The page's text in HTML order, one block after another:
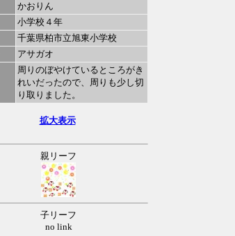
かおりん
小学校４年
千葉県柏市立旭東小学校
アサガオ
周りのぼやけているところがき
れいだったので、周りも少し切
り取りました。
拡大表示
親リーフ
子リーフ
no link